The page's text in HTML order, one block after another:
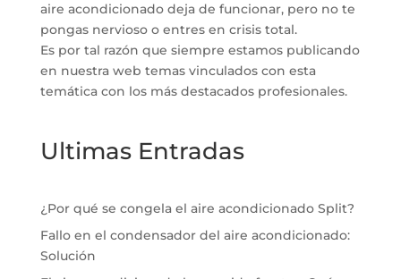
aire acondicionado deja de funcionar, pero no te
pongas nervioso o entres en crisis total.
Es por tal razón que siempre estamos publicando
en nuestra web temas vinculados con esta
temática con los más destacados profesionales.
Ultimas Entradas
¿Por qué se congela el aire acondicionado Split?
Fallo en el condensador del aire acondicionado:
Solución